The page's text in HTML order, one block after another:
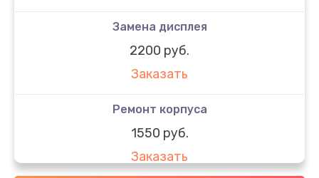
Замена дисплея
2200 руб.
Заказать
Ремонт корпуса
1550 руб.
Заказать